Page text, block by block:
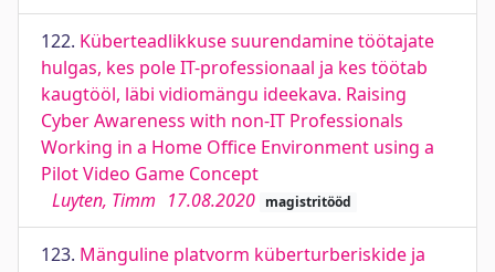
122. Küberteadlikkuse suurendamine töötajate
hulgas, kes pole IT-professionaal ja kes töötab
kaugtööl, läbi vidiomängu ideekava. Raising
Cyber Awareness with non-IT Professionals
Working in a Home Office Environment using a
Pilot Video Game Concept
Luyten, Timm 17.08.2020 magistritööd
123. Mänguline platvorm küberturberiskide ja